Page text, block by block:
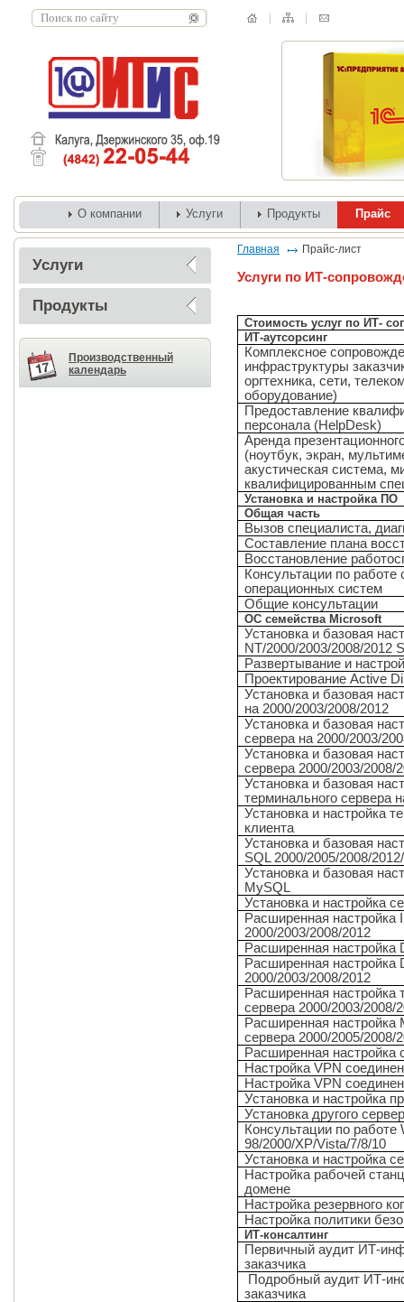
О компании Услуги Продукты Прайс
Услуги
Продукты
Производственный
календарь
Главная Прайс-лист
Услуги по ИТ-
Стоимость услуг по ИТ-
ИТ-аутсорсинг
Комплексное
инфраструктуры
оргтехника, сети,
оборудование)
Предоставление
персонала (HelpDesk)
Аренда
(ноутбук, экран,
акустическая система,
квалифицированным
Установка и настройка ПО
Общая часть
Вызов специалиста,
Составление плана
Восстановление
Консультации по работе
операционных систем
Общие консультации
ОС семейства Microsoft
Установка и базовая
NT/2000/2003/2008/2012
Развертывание и
Проектирование Active
Установка и базовая
на 2000/2003/2008/2012
Установка и базовая
сервера на 2000/2003/
Установка и базовая
сервера 2000/2003/2008/
Установка и базовая
терминального сервера
Установка и настройка
клиента
Установка и базовая
SQL 2000/2005/2008/
Установка и базовая
MySQL
Установка и настройка
Расширенная настройка
2000/2003/2008/2012
Расширенная настройка
Расширенная настройка
2000/2003/2008/2012
Расширенная настройка
сервера 2000/2003/2008/
Расширенная настройка
сервера 2000/2005/2008/
Расширенная настройка
Настройка VPN
Настройка VPN
Установка и настройка
Установка другого
Консультации по работе
98/2000/XP/Vista/7/8/10
Установка и настройка
Настройка рабочей
домене
Настройка резервного
Настройка политики
ИТ-консалтинг
Первичный аудит ИТ-
заказчика
Подробный аудит ИТ-
заказчика